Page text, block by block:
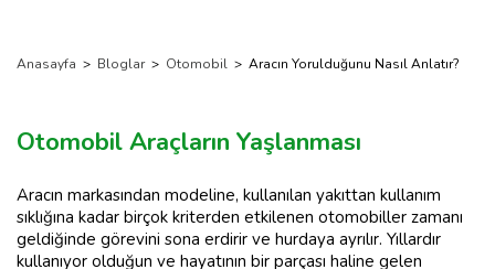
Anasayfa > Bloglar > Otomobil > Aracın Yorulduğunu Nasıl Anlatır?
Otomobil Araçların Yaşlanması
Aracın markasından modeline, kullanılan yakıttan kullanım
sıklığına kadar birçok kriterden etkilenen otomobiller zamanı
geldiğinde görevini sona erdirir ve hurdaya ayrılır. Yıllardır
kullanıyor olduğun ve hayatının bir parçası haline gelen